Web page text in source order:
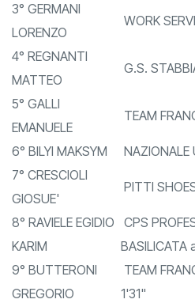
3° GERMANI
LORENZO
WORK
4° REGNANTI
MATTEO
G.S.
5° GALLI
EMANUELE
TEAM
6° BILYI MAKSYM
NAZIONALE
7° CRESCIOLI
GIOSUE'
PITTI
8° RAVIELE EGIDIO
KARIM
CPS
BASILICATA
9° BUTTERONI
GREGORIO
TEAM
1'31"